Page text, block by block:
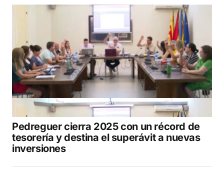
Pedreguer cierra 2025 con un récord de
tesorería y destina el superávit a nuevas
inversiones